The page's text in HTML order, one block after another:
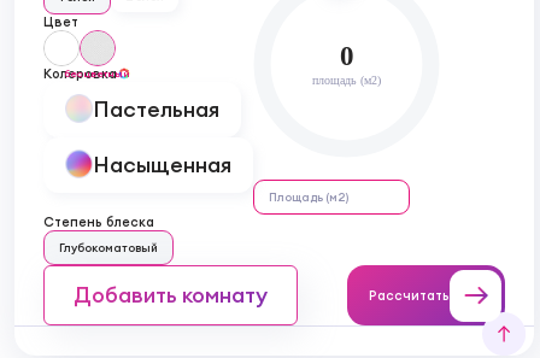
Цвет
бесцветный
Колеровка
Пастельная
Насыщенная
Степень блеска
Глубокоматовый
0
площадь (м2)
Добавить комнату Рассчитать